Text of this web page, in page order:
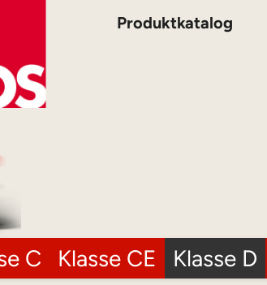
Produktkatalog
C Klasse CE Klasse D